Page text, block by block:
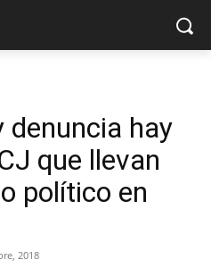
denuncia hay
que llevan
político en
2018